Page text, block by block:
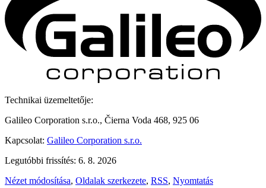
Technikai üzemeltetője:
Galileo Corporation s.r.o., Čierna Voda 468, 925 06
Kapcsolat: Galileo Corporation s.r.o.
Legutóbbi frissítés: 6. 8. 2026
Nézet módosítása, Oldalak szerkezete, RSS, Nyomtatás